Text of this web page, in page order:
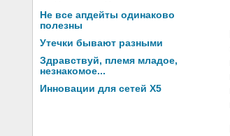
Не все апдейты одинаково
полезны
Утечки бывают разными
Здравствуй, племя младое,
незнакомое...
Инновации для сетей X5